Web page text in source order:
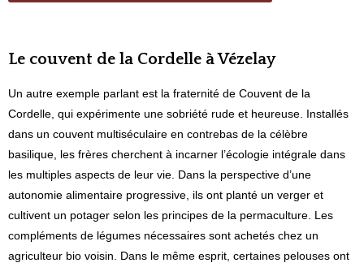
Le couvent de la Cordelle à Vézelay
Un autre exemple parlant est la fraternité de Couvent de la
Cordelle , qui expérimente une sobriété rude et heureuse. Installés
dans un couvent multiséculaire en contrebas de la célèbre
basilique, les frères cherchent à incarner l’écologie intégrale dans
les multiples aspects de leur vie. Dans la perspective d’une
autonomie alimentaire progressive, ils ont planté un verger et
cultivent un potager selon les principes de la permaculture. Les
compléments de légumes nécessaires sont achetés chez un
agriculteur bio voisin. Dans le même esprit, certaines pelouses ont